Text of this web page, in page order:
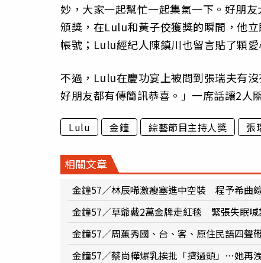
妙，大家一起幫忙一起集氣一下。好朋
頒獎，在Lulu和黃子佼獲獎的瞬間，他
帳號；Lulu經紀人陳鎮川也留言貼了顆愛
不過，Lulu在慶功宴上被問到張瑞夫有
好朋友都有傳簡訊恭喜。」一席話讓2人
Lulu 金鐘 綜藝節目主持人獎 張
相關文章
金鐘57／林辰唏激瘦塞進中空裝 程予希曲
金鐘57／草爺戴2萬金牌走紅毯 緊張失眠喊
金鐘57／周蕙秀國、台、客、原住民語四
金鐘57／蔡尚樺爆乳挨批「擠過頭」…她